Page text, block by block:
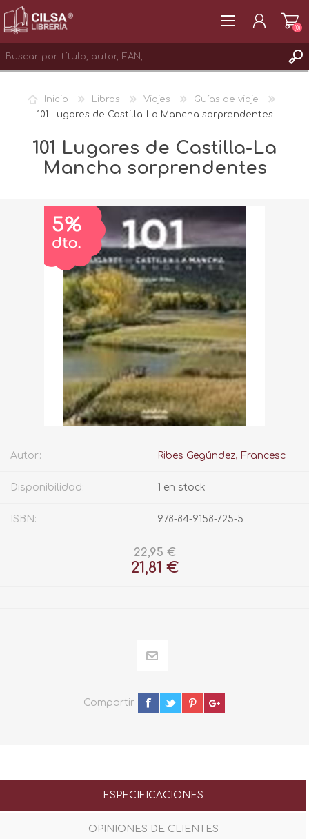
INICIAR SESIÓN
(0)
Inicio Libros Viajes
Guías de viaje
101 Lugares de Castilla-La Mancha sorprendentes
101 Lugares de Castilla-La
Mancha sorprendentes
Autor: Ribes Gegúndez, Francesc
Disponibilidad: 1 en stock
ISBN: 978-84-9158-725-5
22,95 €
21,81 €
Compartir
ESPECIFICACIONES
OPINIONES DE CLIENTES